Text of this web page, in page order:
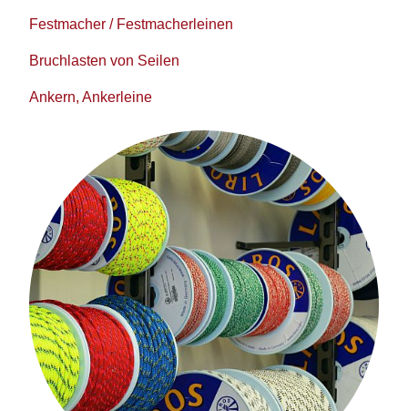
Festmacher / Festmacherleinen
Bruchlasten von Seilen
Ankern, Ankerleine